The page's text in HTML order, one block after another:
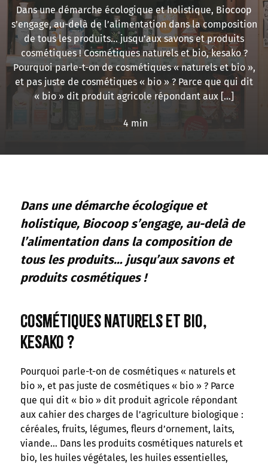
Dans une démarche écologique et holistique, Biocoop
s’engage, au-delà de l’alimentation dans la composition
de tous les produits… jusqu’aux savons et produits
cosmétiques ! Cosmétiques naturels et bio, kesako ?
Pourquoi parle-t-on de cosmétiques « naturels et bio »,
et pas juste de cosmétiques « bio » ? Parce que qui dit
« bio » dit produit agricole répondant aux […]
4 min
Dans une démarche écologique et
holistique, Biocoop s’engage, au-delà de
l’alimentation dans la composition de
tous les produits… jusqu’aux savons et
produits cosmétiques !
Cosmétiques naturels et bio,
kesako ?
Pourquoi parle-t-on de cosmétiques « naturels et
bio », et pas juste de cosmétiques « bio » ? Parce
que qui dit « bio » dit produit agricole répondant
aux cahier des charges de l’agriculture biologique :
céréales, fruits, légumes, fleurs d’ornement, laits,
viande… Dans les produits cosmétiques naturels et
bio, les huiles végétales, les huiles essentielles,